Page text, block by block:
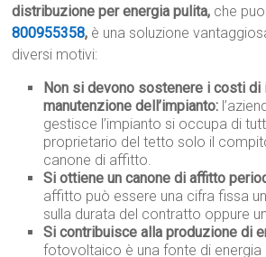
distribuzione per energia pulita, che
800955358, è una soluzione
diversi motivi:
Non si devono sostenere i costi di
manutenzione dell’impianto:
gestisce l’impianto si occupa di
proprietario del tetto solo il
canone di affitto.
Si ottiene un canone di affitto
affitto può essere una cifra fissa
sulla durata del contratto oppure
Si contribuisce alla produzione di
fotovoltaico è una fonte di energia